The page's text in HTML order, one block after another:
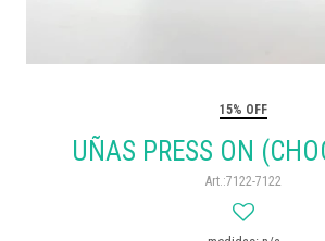
15% OFF
UÑAS PRESS ON
7122-7122